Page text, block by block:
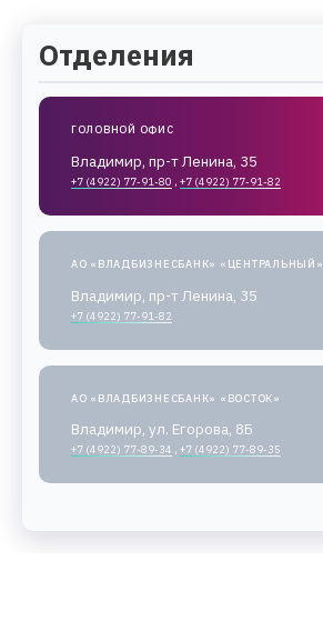
Отделения
ГОЛОВНОЙ ОФИС
Владимир, пр-т Ленина, 35
+7 (4922) 77-91-80 , +7 (4922) 77-91-82
АО «ВЛАДБИЗНЕСБАНК» «ЦЕНТРАЛЬНЫЙ»
Владимир, пр-т Ленина, 35
+7 (4922) 77-91-82
АО «ВЛАДБИЗНЕСБАНК» «ВОСТОК»
Владимир, ул. Егорова, 8Б
+7 (4922) 77-89-34 , +7 (4922) 77-89-35